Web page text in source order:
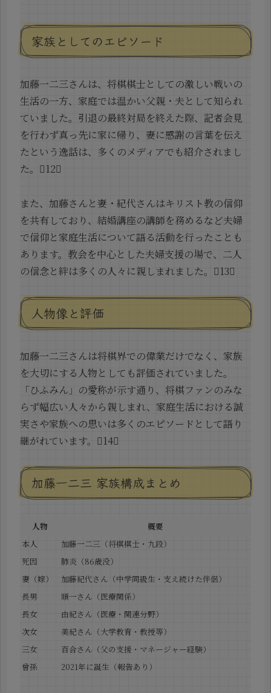
家族としてのエピソード
加藤一二三さんは、将棋棋士としての激しい戦いの
生活の一方、家庭では温かい父親・夫として知られ
ていました。引退の最終対局を終えた際、記者会見
を行わず真っ先に家に帰り、妻に感謝の言葉を伝え
たという逸話は、多くのメディアでも紹介されまし
た。12
また、加藤さんと妻・紀代さんはキリスト教の信仰
を共有しており、結婚講座の講師を務めるなど夫婦
で信仰と家庭生活について語る活動を行ったことも
あります。教会を中心とした夫婦支援の場で、二人
の信念と絆は多くの人々に親しまれました。13
人物像と評価
加藤一二三さんは将棋界での偉業だけでなく、家族
を大切にする人物としても評価されていました。
「ひふみん」の愛称が示す通り、将棋ファンのみな
らず幅広い人々から親しまれ、家庭生活における誠
実さや家族への思いは多くのエピソードとして語り
継がれています。14
加藤一二三 家族構成まとめ
人物
概要
本人
加藤一二三（将棋棋士・九段）
死因
肺炎（86歳没）
妻（嫁）
加藤紀代さん（中学同級生・支え続けた伴侶）
長男
順一さん（医療関係）
長女
由紀さん（医療・関連分野）
次女
美紀さん（大学教育・教授等）
三女
百合さん（父の支援・マネージャー経験）
曾孫
2021年に誕生（報告あり）